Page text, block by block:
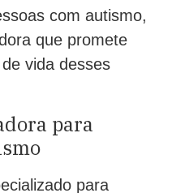
com autismo,
que promete
vida desses
para
para